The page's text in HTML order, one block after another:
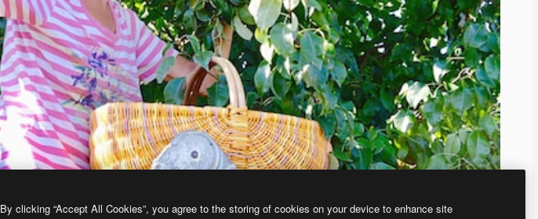
By clicking “Accept All Cookies”, you agree to the storing of cookies on your device to enhance site